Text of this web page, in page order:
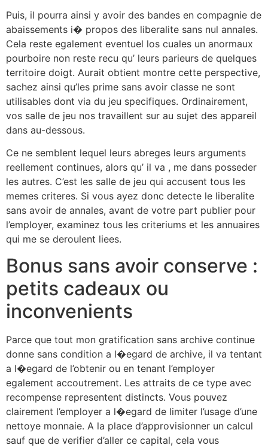
Puis, il pourra ainsi y avoir des bandes en compagnie de
abaissements i� propos des liberalite sans nul annales.
Cela reste egalement eventuel los cuales un anormaux
pourboire non reste recu qu’ leurs parieurs de quelques
territoire doigt. Aurait obtient montre cette perspective,
sachez ainsi qu’les prime sans avoir classe ne sont
utilisables dont via du jeu specifiques. Ordinairement,
vos salle de jeu nos travaillent sur au sujet des appareil
dans au-dessous.
Ce ne semblent lequel leurs abreges leurs arguments
reellement continues, alors qu’ il va , me dans posseder
les autres. C’est les salle de jeu qui accusent tous les
memes criteres. Si vous ayez donc detecte le liberalite
sans avoir de annales, avant de votre part publier pour
l’employer, examinez tous les criteriums et les annuaires
qui me se deroulent liees.
Bonus sans avoir conserve :
petits cadeaux ou
inconvenients
Parce que tout mon gratification sans archive continue
donne sans condition a l�egard de archive, il va tentant
a l�egard de l’obtenir ou en tenant l’employer
egalement accoutrement. Les attraits de ce type avec
recompense representent distincts. Vous pouvez
clairement l’employer a l�egard de limiter l’usage d’une
nettoye monnaie. A la place d’approvisionner un calcul
sauf que de verifier d’aller ce capital, cela vous